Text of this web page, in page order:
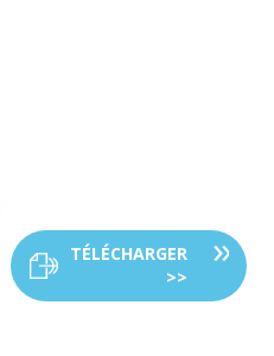
TÉLÉCHARGER
>>